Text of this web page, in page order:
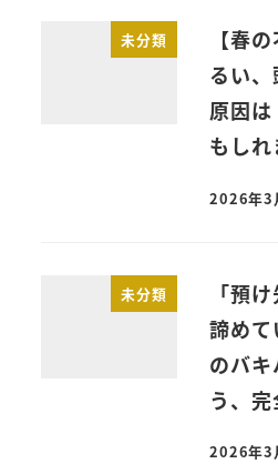
未分類
【春
るい
原因
もしれ
2026年3
未分類
「預
諦めて
のバ
う、
2026年3